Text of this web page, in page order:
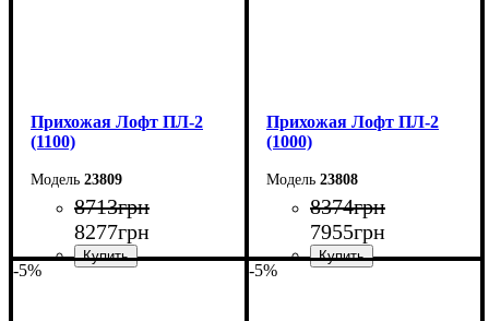
Прихожая Лофт ПЛ-2
(1100)
23809
8713грн
8277грн
Прихожая Лофт ПЛ-2
(1000)
23808
8374грн
7955грн
-5% -5%